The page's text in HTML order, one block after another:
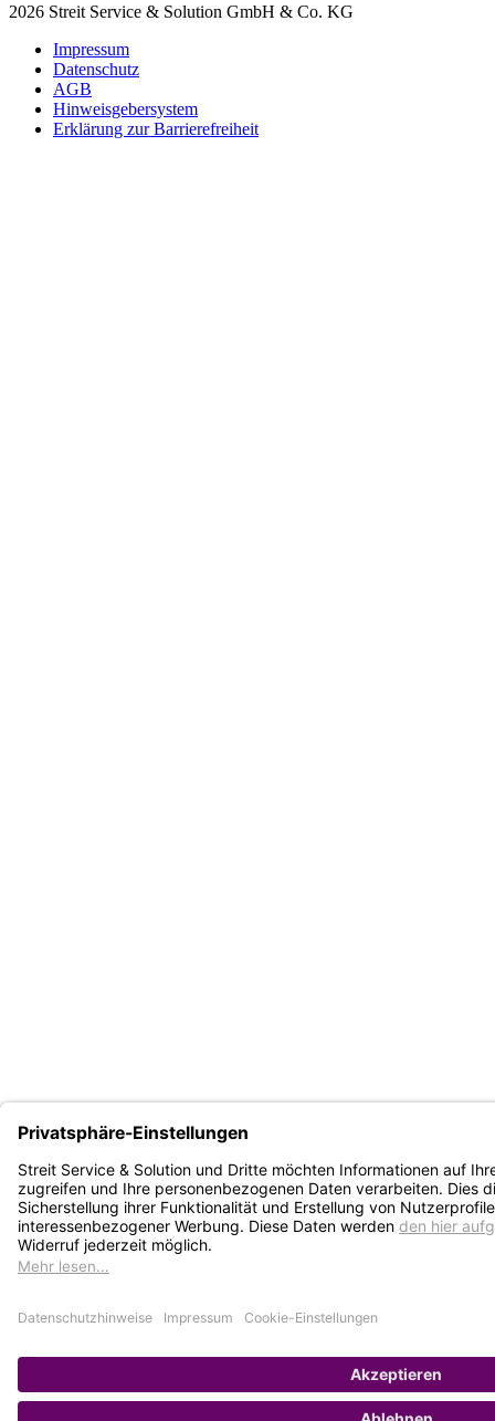
2026 Streit Service & Solution GmbH & Co. KG
Impressum
Datenschutz
AGB
Hinweisgebersystem
Erklärung zur Barrierefreiheit